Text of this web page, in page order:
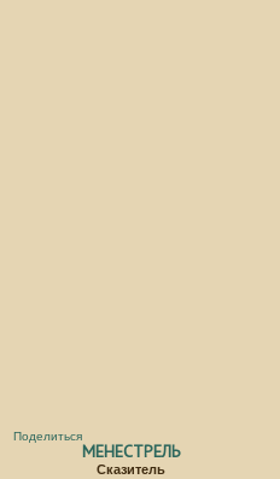
Поделиться
МЕНЕСТРЕЛЬ
Сказитель